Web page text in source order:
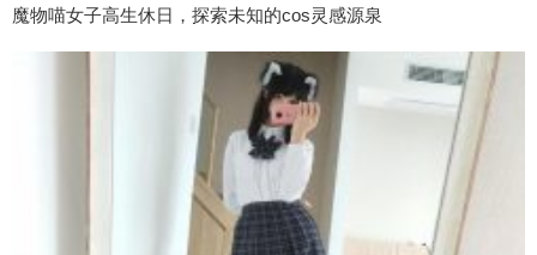
魔物喵女子高生休日，探索未知的cos灵感源泉